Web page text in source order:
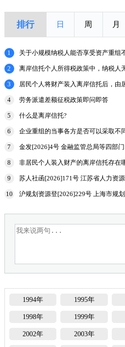
排行 日 周 月
1
关于小规模纳税人能否享受资产重组
2
离岸信托个人所得税政策中，纳税人
3
居民个人将财产装入离岸信托后，由
申报表和涉
4 劳务派遣差额征税政策即问即答
5 什么是离岸信托?
6
企业重组的当事各方是否可以采取不
7
金发[2026]4号 金融监管总局等四部
8
非居民个人装入财产的离岸信托存在
规定申报
9
苏人社函[2026]171号 江苏省人力资
10
沪规划资源登[2026]229号 上海市规
置
1994年 1995年
1998年 1999年
2002年 2003年